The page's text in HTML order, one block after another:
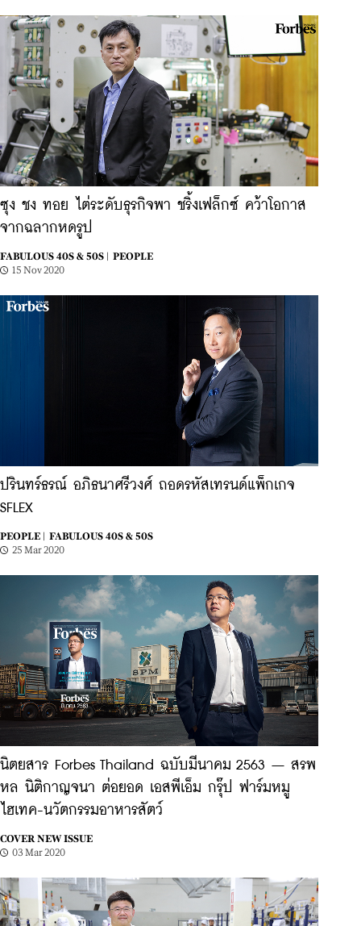
ซุง ชง ทอย ไต่ระดับธุรกิจพา ชริ้งเฟล็กซ์ คว้าโอกาส
จากฉลากหดรูป
FABULOUS 40S & 50S |
PEOPLE
15 Nov 2020
ปรินทร์ธรณ์ อภิธนาศรีวงศ์ ถอดรหัสเทรนด์แพ็กเกจ
SFLEX
PEOPLE |
FABULOUS 40S & 50S
25 Mar 2020
นิตยสาร Forbes Thailand ฉบับมีนาคม 2563 – สรพ
หล นิติกาญจนา ต่อยอด เอสพีเอ็ม กรุ๊ป ฟาร์มหมู
ไฮเทค-นวัตกรรมอาหารสัตว์
COVER NEW ISSUE
03 Mar 2020